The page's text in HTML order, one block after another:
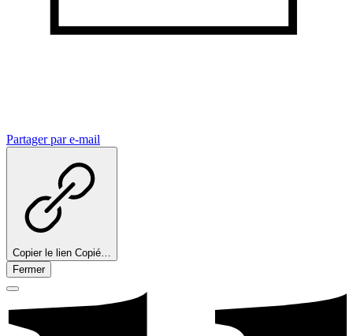
Partager par e-mail
Copier le lien Copié…
Fermer